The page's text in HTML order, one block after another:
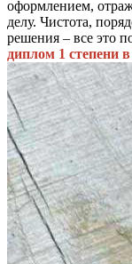
оформлением,
делу. Чистота,
решения – все это
диплом 1 степени